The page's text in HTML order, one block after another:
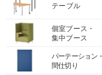
テーブル
個室ブース・
集中ブース
パーテーション・
間仕切り